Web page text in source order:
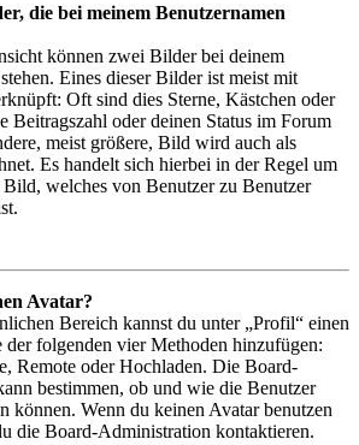
die bei meinem Benutzernamen
können zwei Bilder bei deinem
Eines dieser Bilder ist meist mit
Oft sind dies Sterne, Kästchen oder
Beitragszahl oder deinen Status im Forum
meist größere, Bild wird auch als
Es handelt sich hierbei in der Regel um
Bild, welches von Benutzer zu Benutzer
Avatar?
Bereich kannst du unter „Profil“ einen
der folgenden vier Methoden hinzufügen:
Remote oder Hochladen. Die Board-
bestimmen, ob und wie die Benutzer
können. Wenn du keinen Avatar benutzen
die Board-Administration kontaktieren.